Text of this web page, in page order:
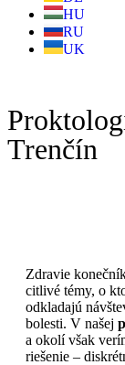
HU
RU
UK
Trenčín
Zdravie
citlivé témy, o
odkladajú
bolesti. V našej
a okolí však
riešenie –